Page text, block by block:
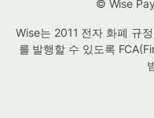
© Wise
Wise는 2011 전자 화폐 규
를 발행할 수 있도록